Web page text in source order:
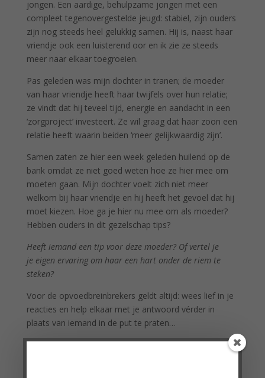
jongen. Een aardige, behulpzame jongen met een
compleet tegenovergestelde jeugd: stabiel, zijn ouders
zijn nog steeds heel gelukkig samen. Hij is, naast haar
vriendje ook een luisterend oor en ik zie ze steeds
meer naar elkaar toegroeien.
Pas geleden was mijn dochter in tranen; de moeder
van haar vriendje heeft haar twijfels over hun relatie;
ze vindt dat hij teveel tijd, energie en aandacht in een
‘zorgproject’ investeert. Ze wil graag dat haar zoon een
relatie heeft waarin beiden ‘meer gelijkwaardig zijn’.
Samen zaten ze hier een week geleden huilend op de
bank omdat ze niet goed weten hoe ze hier mee om
moeten gaan. Mijn dochter voelt zich niet meer
welkom bij haar vriendje en hij heeft het gevoel dat hij
moet kiezen. Hoe ga je hier nu mee om als moeder?
Hebben ouders in dit gezelschap tips?
Heeft iemand een tip voor deze moeder? Of vertel je
je eigen ervaring om haar een hart onder de riem te
steken?
Voor de opvoedbreinbrekers geldt altijd: wees lief in je
reacties en help elkaar met je antwoord vérder in
plaats van iemand in de put te praten…
Heb je zelf een opvoedbreinbreker? Stel jouw vraag via